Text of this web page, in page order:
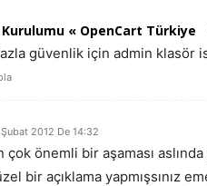
« OpenCart Türkiye
güvenlik için admin klasör
2012 De 14:32
çok önemli bir aşaması
bir açıklama yapmışsınız